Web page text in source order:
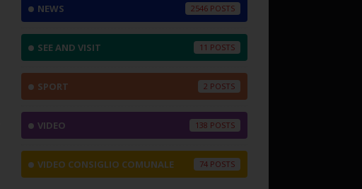
NEWS 2546
SEE AND VISIT 11
SPORT 2
VIDEO 138
VIDEO CONSIGLIO COMUNALE 74